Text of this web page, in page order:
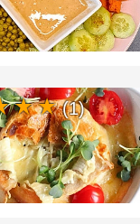
(1)